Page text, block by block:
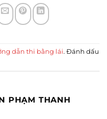
dẫn thi bằng lái. Đánh dấu
PHẠM THANH